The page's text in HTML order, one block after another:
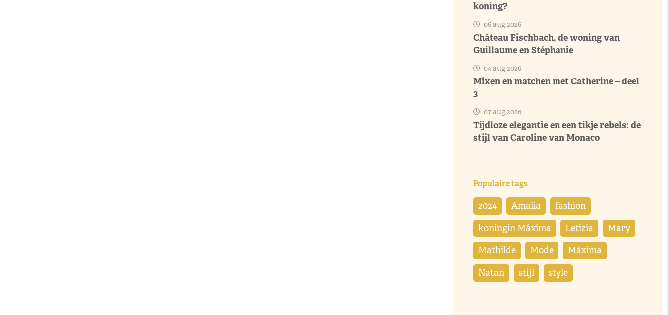
koning?
06 aug 2026
Château Fischbach, de woning van
Guillaume en Stéphanie
04 aug 2026
Mixen en matchen met Catherine – deel
3
07 aug 2026
Tijdloze elegantie en een tikje rebels: de
stijl van Caroline van Monaco
Populaire tags
2024 Amalia fashion
koningin Máxima Letizia Mary
Mathilde Mode Máxima
Natan stijl style